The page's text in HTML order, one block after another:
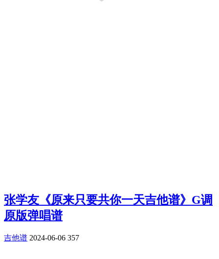
张学友《原来只要共你一天吉他谱》G调
原版弹唱谱
吉他谱 2024-06-06 357